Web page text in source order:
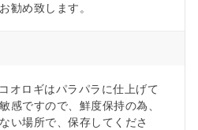
勧め致します。
オロギはパラパラに仕上げて
ですので、鮮度保持の為、
い場所で、保存してくださ